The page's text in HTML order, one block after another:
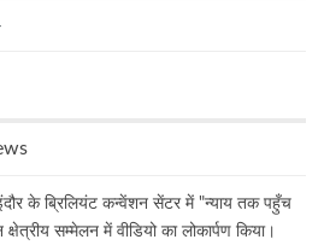
के ब्रिलियंट कन्वेंशन सेंटर में "न्याय तक पहुँच
सम्मेलन में वीडियो का लोकार्पण किया।